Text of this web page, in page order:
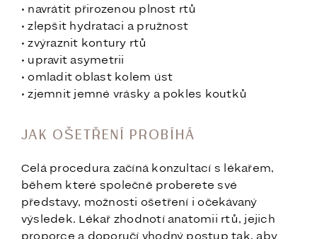
• navrátit přirozenou plnost rtů
• zlepšit hydrataci a pružnost
• zvýraznit kontury rtů
• upravit asymetrii
• omladit oblast kolem úst
• zjemnit jemné vrásky a pokles koutků
JAK OŠETŘENÍ PROBÍHÁ
Celá procedura začíná konzultací s lékařem,
během které společně proberete své
představy, možnosti ošetření i očekávaný
výsledek. Lékař zhodnotí anatomii rtů, jejich